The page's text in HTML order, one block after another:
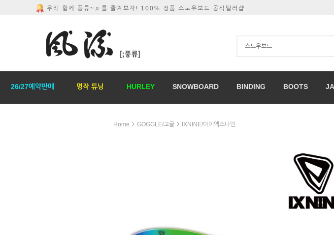
우리 함께 풍류~♬를 즐겨보자! 100% 정품 스노우보드 공식딜러샵
26/27예약판매 명작 튜닝 HURLEY SNOWBOARD BINDING BOOTS
Home GOGGLE/고글 IXNINE/아이엑스나인